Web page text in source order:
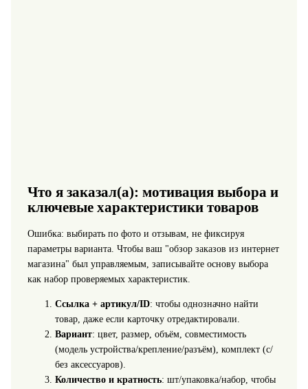
Что я заказал(а): мотивация выбора и
ключевые характеристики товаров
Ошибка: выбирать по фото и отзывам, не фиксируя
параметры варианта. Чтобы ваш "обзор заказов из интернет
магазина" был управляемым, записывайте основу выбора
как набор проверяемых характеристик.
Ссылка + артикул/ID: чтобы однозначно найти
товар, даже если карточку отредактировали.
Вариант: цвет, размер, объём, совместимость
(модель устройства/крепление/разъём), комплект (с/
без аксессуаров).
Количество и кратность: шт/упаковка/набор, чтобы